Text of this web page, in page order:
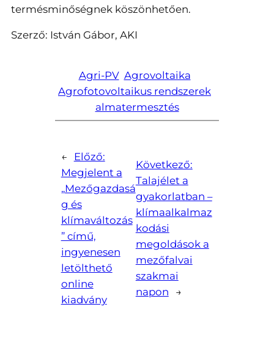
termésminőségnek köszönhetően.
Szerző: István Gábor, AKI
Agri-PV Agrovoltaika
Agrofotovoltaikus rendszerek
almatermesztés
←
Előző:
Megjelent a
„Mezőgazdasá
g és
klímaváltozás
” című,
ingyenesen
letölthető
online
kiadvány
Következő:
Talajélet a
gyakorlatban –
klímaalkalmaz
kodási
megoldások a
mezőfalvai
szakmai
napon
→